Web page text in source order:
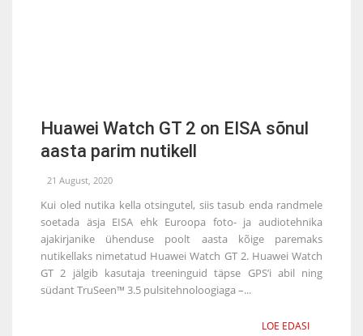
Huawei Watch GT 2 on EISA sõnul
aasta parim nutikell
21 August, 2020
Kui oled nutika kella otsingutel, siis tasub enda randmele
soetada äsja EISA ehk Euroopa foto- ja audiotehnika
ajakirjanike ühenduse poolt aasta kõige paremaks
nutikellaks nimetatud Huawei Watch GT 2. Huawei Watch
GT 2 jälgib kasutaja treeninguid täpse GPS’i abil ning
südant TruSeen™ 3.5 pulsitehnoloogiaga –...
LOE EDASI